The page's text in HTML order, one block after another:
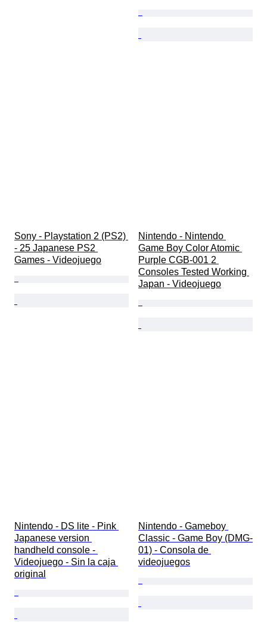
Sony - Playstation 2 (PS2)
- 25 Japanese PS2
Games - Videojuego
Nintendo - Nintendo
Game Boy Color Atomic
Purple CGB-001 2
Consoles Tested Working
Japan - Videojuego
Nintendo - DS lite - Pink
Japanese version
handheld console -
Videojuego - Sin la caja
original
Nintendo - Gameboy
Classic - Game Boy (DMG-
01) - Consola de
videojuegos